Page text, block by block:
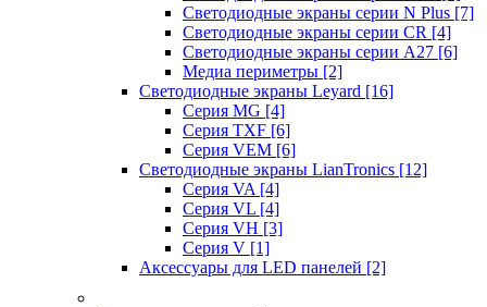
Светодиодные экраны серии N Plus [7]
Светодиодные экраны серии CR [4]
Светодиодные экраны серии А27 [6]
Медиа периметры [2]
Светодиодные экраны Leyard [16]
Серия MG [4]
Серия TXF [6]
Серия VEM [6]
Светодиодные экраны LianTronics [12]
Серия VA [4]
Серия VL [4]
Серия VH [3]
Серия V [1]
Аксессуары для LED панелей [2]